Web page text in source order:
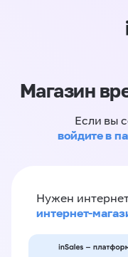
Магазин
Если вы
войдите в
Нужен
интернет-